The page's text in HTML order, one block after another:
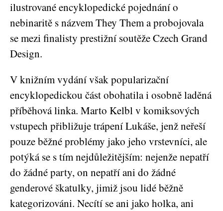
ilustrované encyklopedické pojednání o
nebinaritě s názvem They Them a probojovala
se mezi finalisty prestižní soutěže Czech Grand
Design.
V knižním vydání však popularizační
encyklopedickou část obohatila i osobně laděná
příběhová linka. Marto Kelbl v komiksových
vstupech přibližuje trápení Lukáše, jenž neřeší
pouze běžné problémy jako jeho vrstevníci, ale
potýká se s tím nejdůležitějším: nejenže nepatří
do žádné party, on nepatří ani do žádné
genderové škatulky, jimiž jsou lidé běžně
kategorizováni. Necítí se ani jako holka, ani